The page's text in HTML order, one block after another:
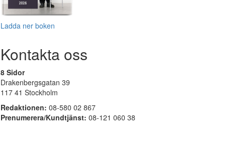
Ladda ner boken
Kontakta oss
8 Sidor
Drakenbergsgatan 39
117 41 Stockholm
Redaktionen: 08-580 02 867
Prenumerera/Kundtjänst: 08-121 060 38